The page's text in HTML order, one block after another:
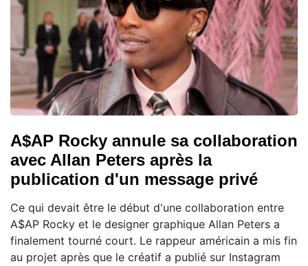
A$AP Rocky annule sa collaboration
avec Allan Peters après la
publication d'un message privé
Ce qui devait être le début d'une collaboration entre
A$AP Rocky et le designer graphique Allan Peters a
finalement tourné court. Le rappeur américain a mis fin
au projet après que le créatif a publié sur Instagram